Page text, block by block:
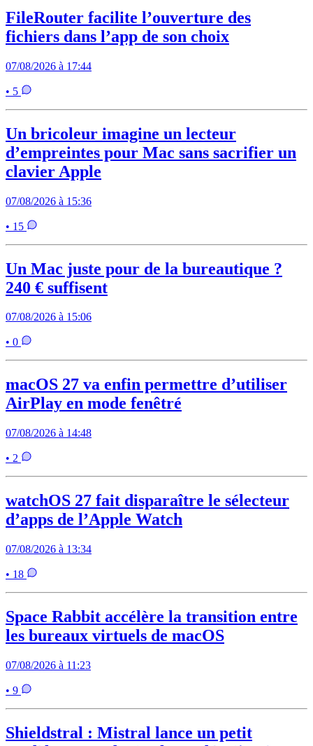
FileRouter facilite l’ouverture des
fichiers dans l’app de son choix
07/08/2026 à 17:44
• 5
Un bricoleur imagine un lecteur
d’empreintes pour Mac sans sacrifier un
clavier Apple
07/08/2026 à 15:36
• 15
Un Mac juste pour de la bureautique ?
240 € suffisent
07/08/2026 à 15:06
• 0
macOS 27 va enfin permettre d’utiliser
AirPlay en mode fenêtré
07/08/2026 à 14:48
• 2
watchOS 27 fait disparaître le sélecteur
d’apps de l’Apple Watch
07/08/2026 à 13:34
• 18
Space Rabbit accélère la transition entre
les bureaux virtuels de macOS
07/08/2026 à 11:23
• 9
Shieldstral : Mistral lance un petit